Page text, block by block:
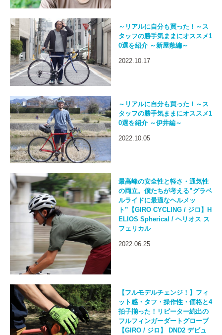
～リアルに自分も買った！～ス
タッフの勝手気ままにオススメ1
0選を紹介 ～新屋敷編～
2022.10.17
～リアルに自分も買った！～ス
タッフの勝手気ままにオススメ1
0選を紹介 ～伊井編～
2022.10.05
最高峰の安全性と軽さ・通気性
の両立。僕たちが考える”グラベ
ルライドに最適なヘルメッ
ト”【GIRO CYCLING / ジロ】H
ELIOS Spherical / ヘリオス ス
フェリカル
2022.06.25
【フルモデルチェンジ！】フィ
ット感・タフ・操作性・価格と4
拍子揃った！リピーター続出の
フルフィンガーダートグローブ
【GIRO / ジロ】 DND2 デビュ